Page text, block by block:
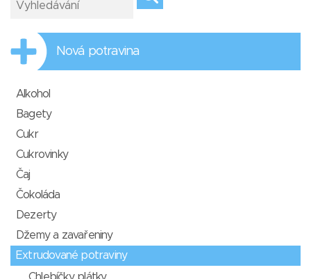
Nová potravina
Alkohol
Bagety
Cukr
Cukrovinky
Čaj
Čokoláda
Dezerty
Džemy a zavařeniny
Extrudované potraviny